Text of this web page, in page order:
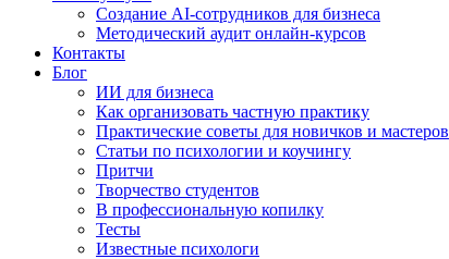
Создание AI-сотрудников для бизнеса
Методический аудит онлайн-курсов
Контакты
Блог
ИИ для бизнеса
Как организовать частную практику
Практические советы для новичков и мастеров
Статьи по психологии и коучингу
Притчи
Творчество студентов
В профессиональную копилку
Тесты
Известные психологи